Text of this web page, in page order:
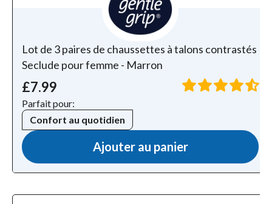
Lot de 3 paires de chaussettes à talons contrastés
Seclude pour femme - Marron
£7.99
Parfait pour:
Confort au quotidien
Ajouter au panier